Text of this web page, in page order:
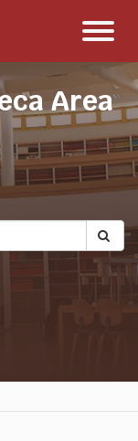
Area